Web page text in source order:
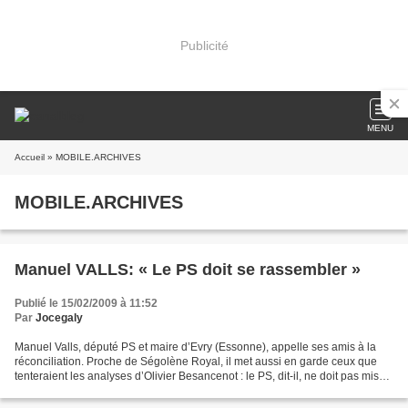
Publicité
MENU
Accueil » MOBILE.ARCHIVES
MOBILE.ARCHIVES
Manuel VALLS: « Le PS doit se rassembler »
Publié le 15/02/2009 à 11:52
Par Jocegaly
Manuel Valls, député PS et maire d’Evry (Essonne), appelle ses amis à la
réconciliation. Proche de Ségolène Royal, il met aussi en garde ceux que
tenteraient les analyses d’Olivier Besancenot : le PS, dit-il, ne doit pas miser